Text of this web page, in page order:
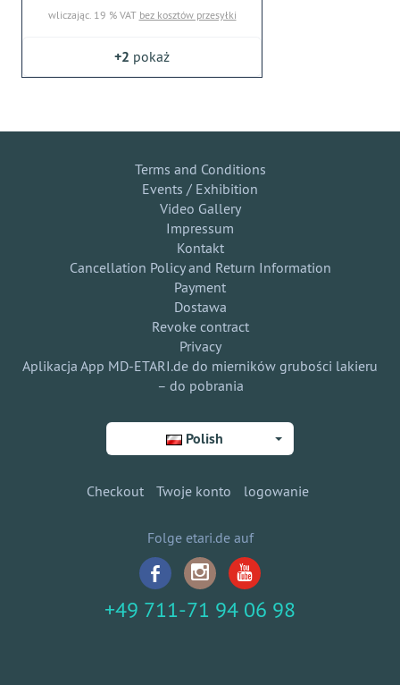
wliczając. 19 % VAT bez kosztów przesyłki
+2 pokaż
Terms and Conditions
Events / Exhibition
Video Gallery
Impressum
Kontakt
Cancellation Policy and Return Information
Payment
Dostawa
Revoke contract
Privacy
Aplikacja App MD-ETARI.de do mierników grubości lakieru
– do pobrania
Polish
Checkout Twoje konto logowanie
Folge etari.de auf
+49 711-71 94 06 98